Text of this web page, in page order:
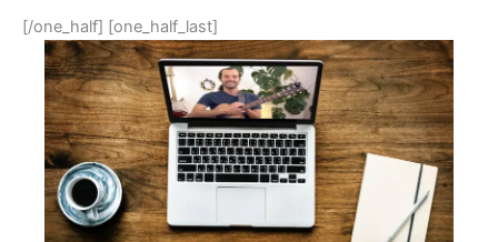
[/one_half] [one_half_last]